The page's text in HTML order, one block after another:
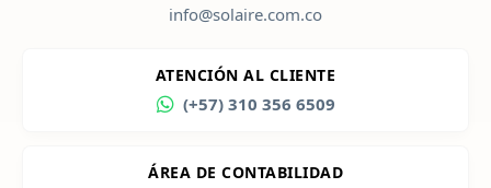
info@solaire.com.co
ATENCIÓN AL CLIENTE
(+57) 310 356 6509
ÁREA DE CONTABILIDAD